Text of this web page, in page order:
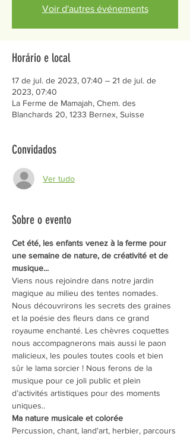
Voir d'autres événements
Horário e local
17 de jul. de 2023, 07:40 – 21 de jul. de
2023, 07:40
La Ferme de Mamajah, Chem. des
Blanchards 20, 1233 Bernex, Suisse
Convidados
Ver tudo
Sobre o evento
Cet été, les enfants venez à la ferme pour
une semaine de nature, de créativité et de
musique...
Viens nous rejoindre dans notre jardin
magique au milieu des tentes nomades.
Nous découvrirons les secrets des graines
et la poésie des fleurs dans ce grand
royaume enchanté. Les chèvres coquettes
nous accompagnerons mais aussi le paon
malicieux, les poules toutes cools et bien
sûr le lama sorcier ! Nous ferons de la
musique pour ce joli public et plein
d’activités artistiques pour des moments
uniques..
Ma nature musicale et colorée
Percussion, chant, land'art, herbier, parcours